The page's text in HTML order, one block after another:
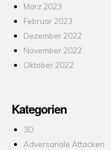
März 2023
Februar 2023
Dezember 2022
November 2022
Oktober 2022
Kategorien
3D
Adversariale Attacken